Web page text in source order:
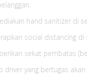
hand sanitizer di
social distancing di
sekat pembatas
driver yang bertugas